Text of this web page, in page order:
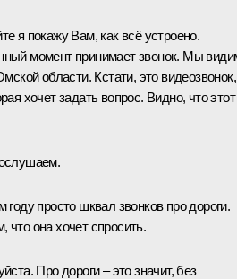
я покажу Вам, как всё устроено.
момент принимает звонок. Мы
области. Кстати, это видеозвонок,
хочет задать вопрос. Видно, что этот
году просто шквал звонков про дороги.
что она хочет спросить.
Про дороги – это значит, без